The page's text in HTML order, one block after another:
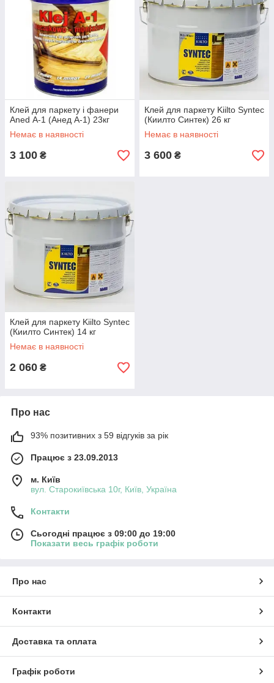
Клей для паркету і фанери
Aned А-1 (Анед А-1) 23кг
Немає в наявності
3 100 ₴
Клей для паркету Kiilto Syntec
(Киилто Синтек) 26 кг
Немає в наявності
3 600 ₴
Клей для паркету Kiilto Syntec
(Киилто Синтек) 14 кг
Немає в наявності
2 060 ₴
Про нас
93% позитивних з 59 відгуків за рік
Працює з 23.09.2013
м. Київ
вул. Старокиївська 10г, Київ, Україна
Контакти
Сьогодні працює з 09:00 до 19:00
Показати весь графік роботи
Про нас
Контакти
Доставка та оплата
Графік роботи